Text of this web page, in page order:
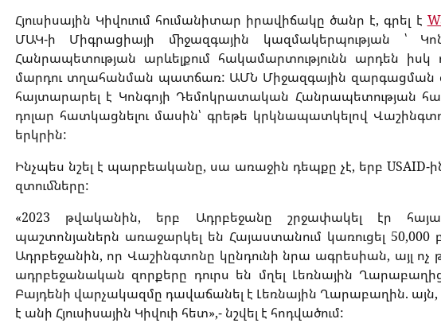
Հյուսիսային Կիվուում հումանիտար իրավիճակը ծանր է, գրել է
ՄԱԿ-ի Միգրացիայի միջազգային կազմակերպության ՝
Հանրապետության արևելքում հակամարտությունն արդեն իսկ
մարդու տղահանման պատճառ: ԱՄՆ Միջազգային զարգացման
հայտարարել է Կոնգոյի Դեմոկրատական ​​Հանրապետության
դոլար հատկացնելու մասին՝ գրեթե կրկնապատկելով
երկրին:
Ինչպես նշել է պարբեականը, սա առաջին դեպքը չէ, երբ USAID-
զտումները:
«2023 թվականին, երբ Ադրբեջանը շրջափակել էր
պաշտոնյաներն առաջարկել են Հայաստանում կառուցել
Ադրբեջանին, որ Վաշինգտոնը կընդունի նրա ագրեսիան, այլ
ադրբեջանական զորքերը դուրս են մղել Լեռնային Ղարաբաղից
Բայդենի վարչակազմը դավաճանել է Լեռնային Ղարաբաղին. այն,
է անի Հյուսիսային Կիվուի հետ»,- նշվել է հոդվածում: